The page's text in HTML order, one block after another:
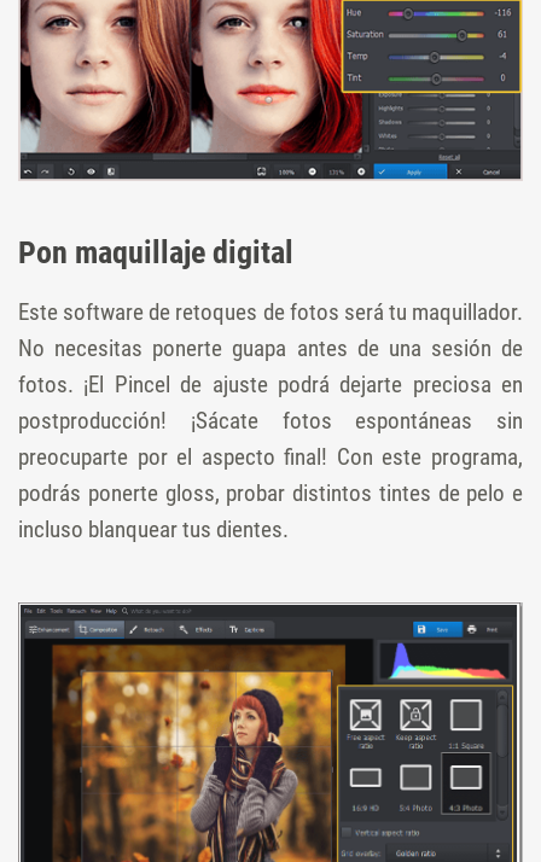
Pon maquillaje digital
Este software de retoques de fotos será tu maquillador.
No necesitas ponerte guapa antes de una sesión de
fotos. ¡El Pincel de ajuste podrá dejarte preciosa en
postproducción! ¡Sácate fotos espontáneas sin
preocuparte por el aspecto final! Con este programa,
podrás ponerte gloss, probar distintos tintes de pelo e
incluso blanquear tus dientes.